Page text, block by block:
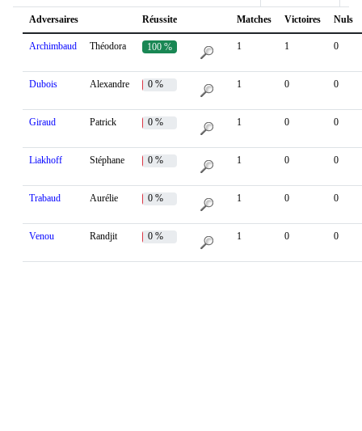
Adversaires Réussite Matches Victoires Nuls
Archimbaud Théodora 100 % 1 1 0
Dubois Alexandre 0 % 1 0 0
Giraud Patrick 0 % 1 0 0
Liakhoff Stéphane 0 % 1 0 0
Trabaud Aurélie 0 % 1 0 0
Venou Randjit 0 % 1 0 0